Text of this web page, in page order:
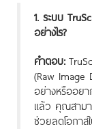
1. ระบบ
อย่างไร?
คำตอบ:
(Raw Image
อย่างหรืออยา
แล้ว คุณสามา
ช่วยลดโอกาส